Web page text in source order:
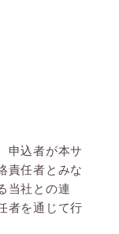
申込者が本サ
責任者とみな
当社との連
者を通じて行